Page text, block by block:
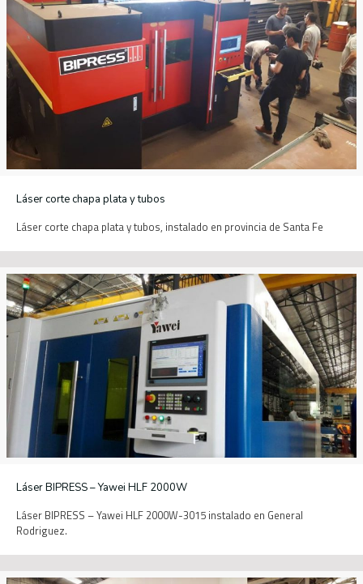
Láser corte chapa plata y tubos
Láser corte chapa plata y tubos, instalado en provincia de Santa Fe
Láser BIPRESS – Yawei HLF 2000W
Láser BIPRESS – Yawei HLF 2000W-3015 instalado en General
Rodriguez.